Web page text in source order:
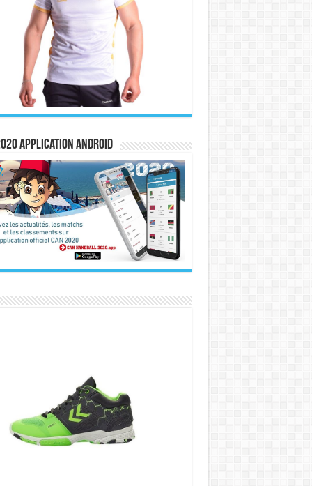
Application Android